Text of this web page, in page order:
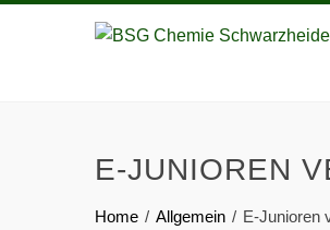
E-JUNIOREN
Home Allgemein E-Junioren